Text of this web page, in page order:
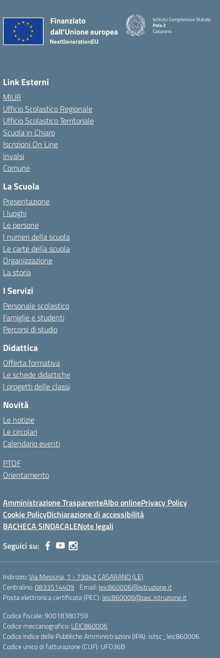
Istituto Comprensivo Statale
Polo 2
Casarano
Link Esterni
MIUR
Ufficio Scolastico Regionale
Ufficio Scolastico Territoriale
Scuola in Chiaro
Iscrizioni On Line
Invalsi
Comune
La Scuola
Presentazione
I luoghi
Le persone
I numeri della scuola
Le carte della scuola
Organizzazione
La storia
I Servizi
Personale scolastico
Famiglie e studenti
Percorsi di studio
Didattica
Offerta formativa
Le schede didattiche
I progetti delle classi
Novità
Le notizie
Le circolari
Calendario eventi
PTOF
Orientamento
Amministrazione TrasparenteAlbo onlinePrivacy Policy
Cookie PolicyDichiarazione di accessibilità
BACHECA SINDACALENote legali
Seguici su:
Indirizzo:Via Messina, 1 - 73042 CASARANO (LE)
Centralino:0833514409 Email: leic860006@istruzione.it
Posta elettronica certificata (PEC): leic860006@pec.istruzione.it
Codice fiscale: 90018380759
Codice meccanografico: LEIC860006
Codice Indice delle Pubbliche Amministrazioni (IPA): istsc_leic860006
Codice unico di fatturazione (CUF): UFO36B